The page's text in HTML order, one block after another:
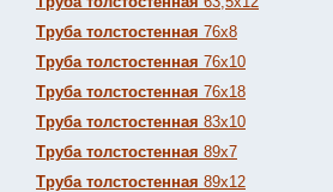
Труба толстостенная 76х8
Труба толстостенная 76х10
Труба толстостенная 76х18
Труба толстостенная 83х10
Труба толстостенная 89х7
Труба толстостенная 89х12